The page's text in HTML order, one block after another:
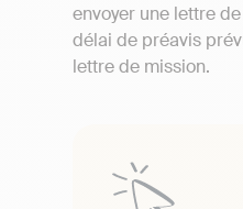
envoyer une lettre
délai de préavis
lettre de mission.